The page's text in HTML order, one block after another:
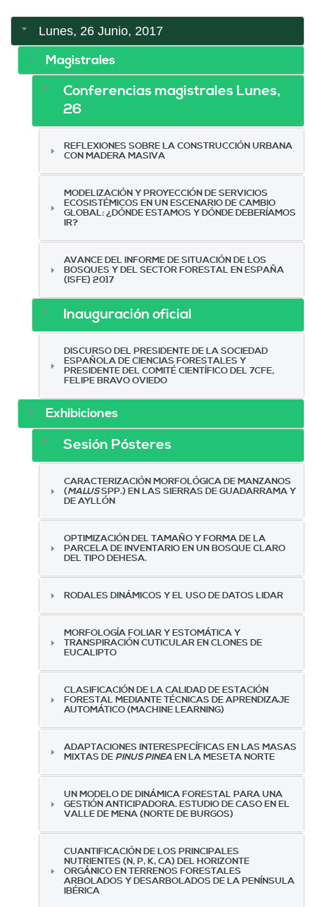
Lunes, 26 Junio, 2017
Magistrales
Conferencias magistrales Lunes,
26
REFLEXIONES SOBRE LA CONSTRUCCIÓN URBANA
CON MADERA MASIVA
MODELIZACIÓN Y PROYECCIÓN DE SERVICIOS
ECOSISTÉMICOS EN UN ESCENARIO DE CAMBIO
GLOBAL: ¿DÓNDE ESTAMOS Y DÓNDE DEBERÍAMOS
IR?
AVANCE DEL INFORME DE SITUACIÓN DE LOS
BOSQUES Y DEL SECTOR FORESTAL EN ESPAÑA
(ISFE) 2017
Inauguración oficial
DISCURSO DEL PRESIDENTE DE LA SOCIEDAD
ESPAÑOLA DE CIENCIAS FORESTALES Y
PRESIDENTE DEL COMITÉ CIENTÍFICO DEL 7CFE,
FELIPE BRAVO OVIEDO
Exhibiciones
Sesión Pósteres
CARACTERIZACIÓN MORFOLÓGICA DE MANZANOS
(MALUSSPP.) EN LAS SIERRAS DE GUADARRAMA Y
DE AYLLÓN
OPTIMIZACIÓN DEL TAMAÑO Y FORMA DE LA
PARCELA DE INVENTARIO EN UN BOSQUE CLARO
DEL TIPO DEHESA.
RODALES DINÁMICOS Y EL USO DE DATOS LIDAR
MORFOLOGÍA FOLIAR Y ESTOMÁTICA Y
TRANSPIRACIÓN CUTICULAR EN CLONES DE
EUCALIPTO
CLASIFICACIÓN DE LA CALIDAD DE ESTACIÓN
FORESTAL MEDIANTE TÉCNICAS DE APRENDIZAJE
AUTOMÁTICO (MACHINE LEARNING)
ADAPTACIONES INTERESPECÍFICAS EN LAS MASAS
MIXTAS DEPINUS PINEAEN LA MESETA NORTE
UN MODELO DE DINÁMICA FORESTAL PARA UNA
GESTIÓN ANTICIPADORA. ESTUDIO DE CASO EN EL
VALLE DE MENA (NORTE DE BURGOS)
CUANTIFICACIÓN DE LOS PRINCIPALES
NUTRIENTES (N, P, K, CA) DEL HORIZONTE
ORGÁNICO EN TERRENOS FORESTALES
ARBOLADOS Y DESARBOLADOS DE LA PENÍNSULA
IBÉRICA